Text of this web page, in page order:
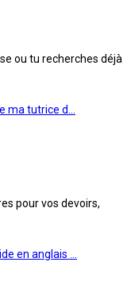
ou tu recherches déjà
ma tutrice d…
pour vos devoirs,
en anglais …